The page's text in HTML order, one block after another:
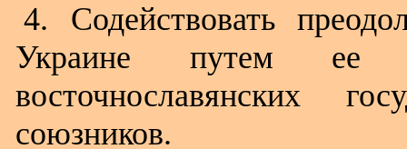
4. Содействовать
Украине путем ее
восточнославянских
союзников.